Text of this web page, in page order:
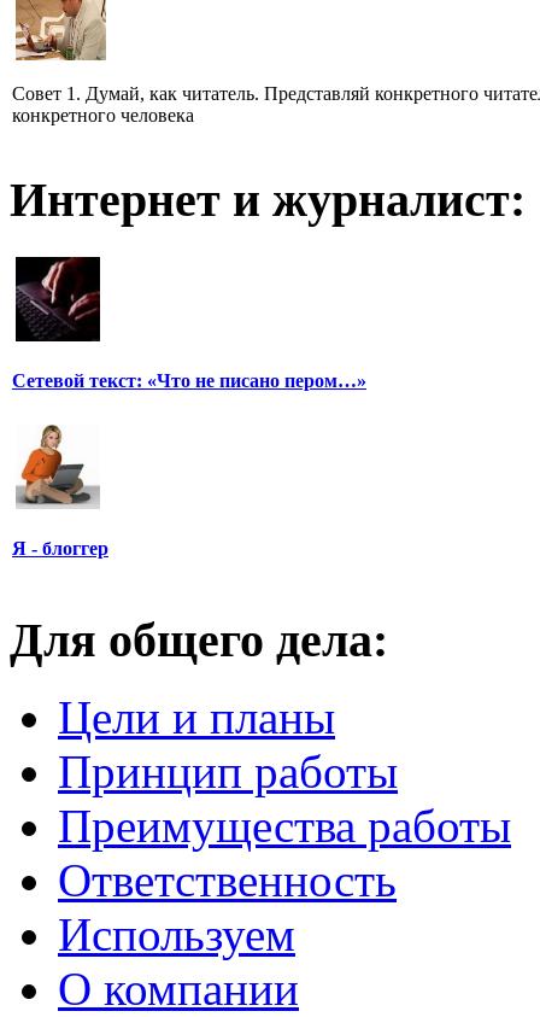
Совет 1. Думай, как читатель. Представляй конкретного
конкретного человека
Интернет и журналист:
Сетевой текст: «Что не писано пером…»
Я - блоггер
Для общего дела:
Цели и планы
Принцип работы
Преимущества работы
Ответственность
Используем
О компании